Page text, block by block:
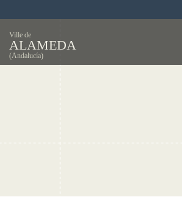
Ville de
ALAMEDA
(Andalucía)